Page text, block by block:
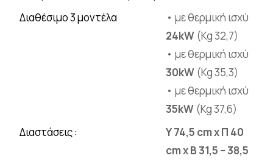
Διαθέσιμο 3 μοντέλα
• με θερμική ισχύ
24kW (Kg 32,7)
• με θερμική ισχύ
30kW (Kg 35,3)
• με θερμική ισχύ
35kW (Kg 37,6)
Διαστάσεις :
Υ 74,5 cm x Π 40
cm x Β 31,5 – 38,5